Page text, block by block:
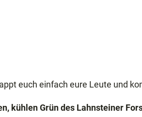
euch einfach eure Leute und
Grün des Lahnsteiner